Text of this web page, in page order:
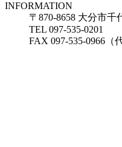
INFORMATION
〒870-8658 大分市千
TEL 097-535-0201
FAX 097-535-0966（